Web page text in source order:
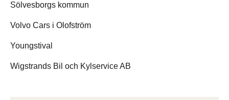
Sölvesborgs kommun
Volvo Cars i Olofström
Youngstival
Wigstrands Bil och Kylservice AB